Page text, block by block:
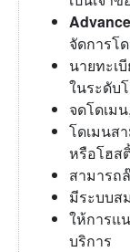
จัดการโ
นายทะเ
ในระดับ
จดโดเม
โดเมนส
หรือโฮส
สามารถ
มีระบบส
ให้การแ
บริการ